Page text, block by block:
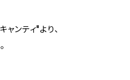
ンティ"より、
。